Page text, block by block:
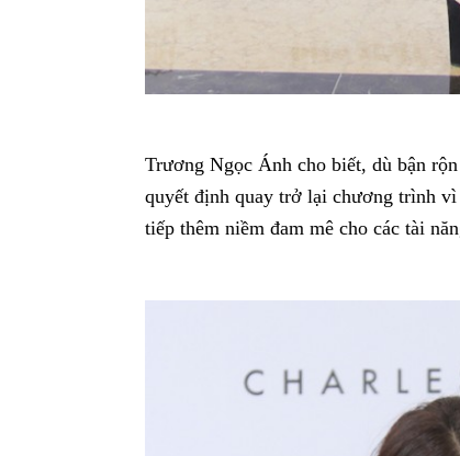
Trương Ngọc Ánh cho biết, dù bận
quyết định quay trở lại chương trình
tiếp thêm niềm đam mê cho các tài